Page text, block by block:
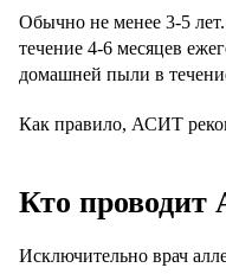
Обычно не менее 3-5
течение 4-6 месяцев
домашней пыли в
Как правило, АСИТ
Кто
Исключительно врач